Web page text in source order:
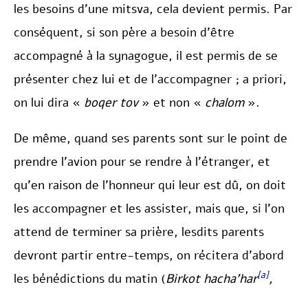
les besoins d’une mitsva, cela devient permis. Par
conséquent, si son père a besoin d’être
accompagné à la synagogue, il est permis de se
présenter chez lui et de l’accompagner ; a priori,
on lui dira « boqer tov» et non « chalom».
De même, quand ses parents sont sur le point de
prendre l’avion pour se rendre à l’étranger, et
qu’en raison de l’honneur qui leur est dû, on doit
les accompagner et les assister, mais que, si l’on
attend de terminer sa prière, lesdits parents
devront partir entre-temps, on récitera d’abord
les bénédictions du matin (Birkot hacha’har[a],